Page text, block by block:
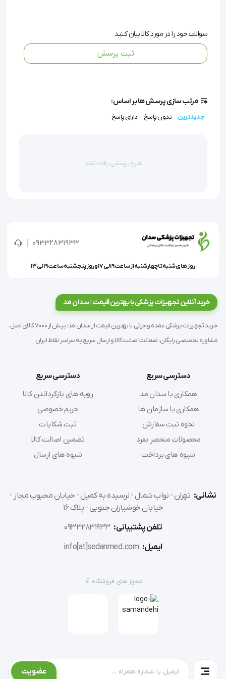
محصولی را ارائه داده که هم از نظر کیفیت و هم از نظر
قیمت، کاملاً به‌صرفه است.
نظارت پزشکی است.
عملکردی بدون دردسر را برای تزریق انواع مایعات دارویی
ساخت ایران هستید، این گزینه را از دست ندهید.
ویژگی و مشخصات فنی
کشور سازنده: ایران
نوع سرنگ: معمولی / عمومی
حجم سرنگ: 3 سی سی
تعداد در بسته: 10 عدد
سرنگ معمولی حجم 3CC آوا (ava) انتخابی مناسب برای
آن دسته از مصرف‌کنندگان است که به بهداشت، کیفیت
و قیمت مناسب اهمیت می‌دهند.
استفاده از این سرنگ به شما این اطمینان را می‌دهد که
سوالات خود را در مورد کالا بیان کنید
ثبت پرسش
مرتب سازی پرسش ها بر اساس:
جدیدترین بدون پاسخ دارای پاسخ
هیچ پرسشی یافت نشد
09332831933
روز های شنبه تا چهارشنبه از ساعت 9 الی 17 و روز پنجشنبه ساعت 9 الی 13
خرید آنلاین تجهیزات پزشکی با بهترین قیمت | سدان مد
خرید تجهیزات پزشکی عمده و جزئی با بهترین قیمت از سدان مد؛ بیش از 7000 کالای اصل،
مشاوره تخصصی رایگان، ضمانت اصالت کالا و ارسال سریع به سراسر نقاط ایران
دسترسی سریع
همکاری با سدان مد
همکاری با سازمان ها
نحوه ثبت سفارش
محصولات منحصر بفرد
شیوه های پرداخت
دسترسی سریع
رویه های بازگرداندن کالا
حریم خصوصی
ثبت شکایات
تضمین اصالت کالا
شیوه های ارسال
نشانی: تهران - نواب شمال - نرسیده به کمیل - خیابان محبوب مجاز -
خیابان خوشیاران جنوبی - پلاک 16
تلفن پشتیبانی: 09332831933
ایمیل: info[at]sedanmed.com
مجوز های فروشگاه
عضویت